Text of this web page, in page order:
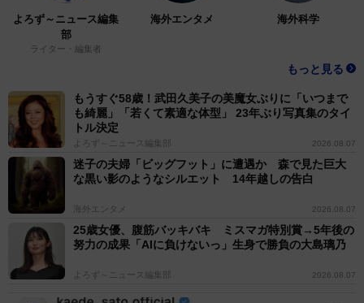
よろず～ニュース編集
部
ライター・編集者
海外エンタメ 海外科学
もっと見る
もうすぐ58歳！武田久美子の美魔女ぶりに「いつまで
も綺麗」「若くて素適な体型」 23年ぶり写真集のタイ
トル決定
よろず～ニュース編集部 2026.08.07
迷子の夫婦「ビッグフット」に遭遇か 森で見た巨大
な黒い影のようなシルエット 14年越しの告白
海外エンタメ 2026.08.07
25歳女優、腹筋バッキバキ ミスマガ特別賞→5年後の
努力の成果「AIに負けないっ」生身で勝負の大島璃乃
よろず～ニュース編集部 2026.08.07